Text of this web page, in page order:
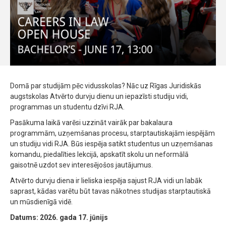
Domā par studijām pēc vidusskolas? Nāc uz Rīgas Juridiskās
augstskolas Atvērto durvju dienu un iepazīsti studiju vidi,
programmas un studentu dzīvi RJA.
Pasākuma laikā varēsi uzzināt vairāk par bakalaura
programmām, uzņemšanas procesu, starptautiskajām iespējām
un studiju vidi RJA. Būs iespēja satikt studentus un uzņemšanas
komandu, piedalīties lekcijā, apskatīt skolu un neformālā
gaisotnē uzdot sev interesējošos jautājumus.
Atvērto durvju diena ir lieliska iespēja sajust RJA vidi un labāk
saprast, kādas varētu būt tavas nākotnes studijas starptautiskā
un mūsdienīgā vidē.
Datums: 2026. gada 17. jūnijs